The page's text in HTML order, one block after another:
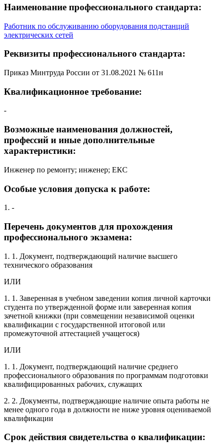
Наименование профессионального стандарта:
Работник по обслуживанию оборудования подстанций
электрических сетей
Реквизиты профессионального стандарта:
Приказ Минтруда России от 31.08.2021 № 611н
Квалификационное требование:
-
Возможные наименования должностей,
профессий и иные дополнительные
характеристики:
Инженер по ремонту; инженер; ЕКС
Особые условия допуска к работе:
1. -
Перечень документов для прохождения
профессионального экзамена:
1. 1. Документ, подтверждающий наличие высшего
технического образования
ИЛИ
1. 1. Заверенная в учебном заведении копия личной карточки
студента по утвержденной форме или заверенная копия
зачетной книжки (при совмещении независимой оценки
квалификации с государственной итоговой или
промежуточной аттестацией учащегося)
ИЛИ
1. 1. Документ, подтверждающий наличие среднего
профессионального образования по программам подготовки
квалифицированных рабочих, служащих
2. 2. Документы, подтверждающие наличие опыта работы не
менее одного года в должности не ниже уровня оцениваемой
квалификации
Срок действия свидетельства о квалификации: